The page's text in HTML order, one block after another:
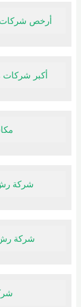
أرخص شركات
أكبر شركات
شركة رش
شركة رش